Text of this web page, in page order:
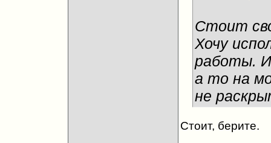
Стоит
Хочу
работы.
а то на
не
Стоит, берите.